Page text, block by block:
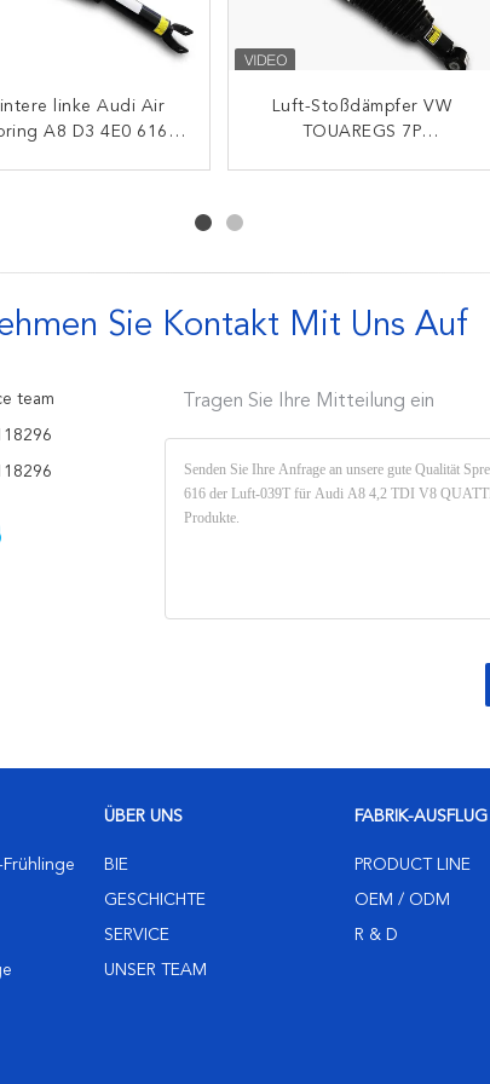
linke Audi Air
A8 D3 4E0 616
Luft-Stoßdämpfer VW
TOUAREGS 7P
2010 A8D4 Audi Air
For 4H0 616
Soem S8 Audi Air Spring
Front Left 4E0 616 039AE
Sie Kontakt Mit Uns Auf
team Tragen Sie Ihre Mitteilung ein
ÜBER UNS
BIE
GESCHICHTE
SERVICE
UNSER TEAM
FABRIK-AUSFLUG
PRODUCT LINE
OEM / ODM
R & D